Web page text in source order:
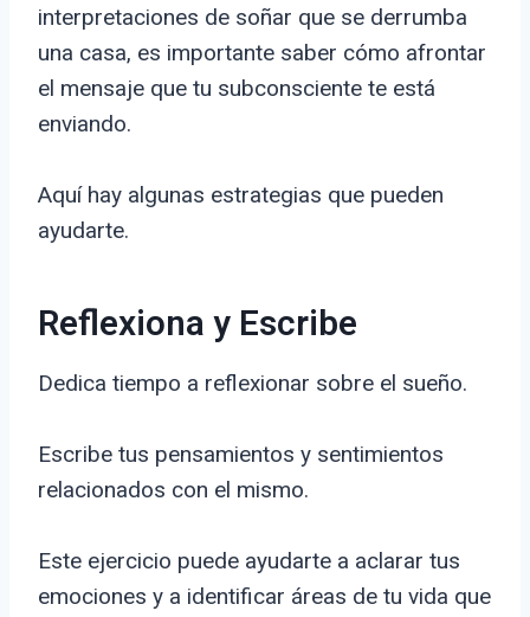
interpretaciones de soñar que se derrumba
una casa, es importante saber cómo afrontar
el mensaje que tu subconsciente te está
enviando.
Aquí hay algunas estrategias que pueden
ayudarte.
Reflexiona y Escribe
Dedica tiempo a reflexionar sobre el sueño.
Escribe tus pensamientos y sentimientos
relacionados con el mismo.
Este ejercicio puede ayudarte a aclarar tus
emociones y a identificar áreas de tu vida que